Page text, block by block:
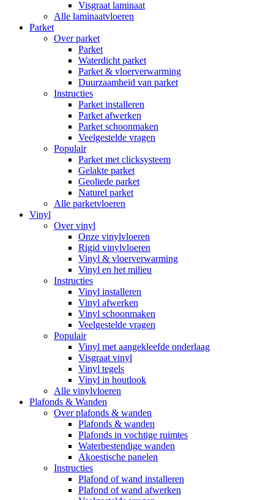
Visgraat laminaat
Alle laminaatvloeren
Parket
Over parket
Parket
Waterdicht parket
Parket & vloerverwarming
Duurzaamheid van parket
Instructies
Parket installeren
Parket afwerken
Parket schoonmaken
Veelgestelde vragen
Populair
Parket met clicksysteem
Gelakte parket
Geoliede parket
Naturel parket
Alle parketvloeren
Vinyl
Over vinyl
Onze vinylvloeren
Rigid vinylvloeren
Vinyl & vloerverwarming
Vinyl en het milieu
Instructies
Vinyl installeren
Vinyl afwerken
Vinyl schoonmaken
Veelgestelde vragen
Populair
Vinyl met aangekleefde onderlaag
Visgraat vinyl
Vinyl tegels
Vinyl in houtlook
Alle vinylvloeren
Plafonds & Wanden
Over plafonds & wanden
Plafonds & wanden
Plafonds in vochtige ruimtes
Waterbestendige wanden
Akoestische panelen
Instructies
Plafond of wand installeren
Plafond of wand afwerken